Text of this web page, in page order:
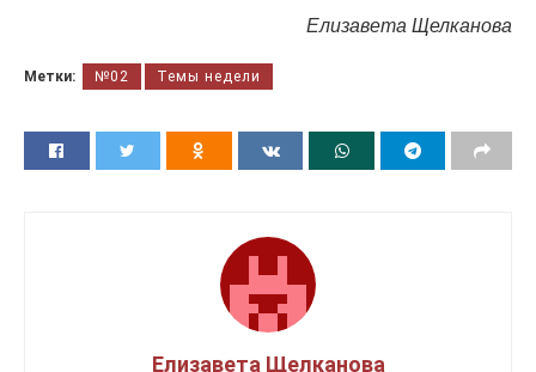
Елизавета Щелканова
Метки: №02 Темы недели
Елизавета Щелканова